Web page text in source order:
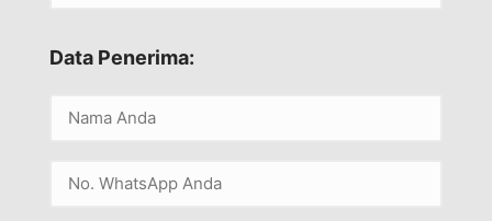
Data Penerima: